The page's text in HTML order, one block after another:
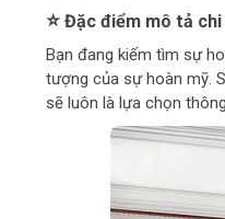
⭐ Đặc điểm mô tả
Bạn đang kiếm tìm sự
tượng của sự hoàn mỹ.
sẽ luôn là lựa chọn